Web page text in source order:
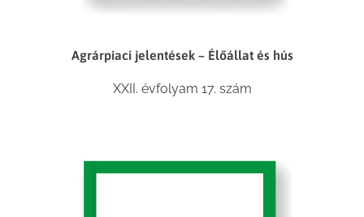
Agrárpiaci jelentések – Élőállat és hús
XXII. évfolyam 17. szám